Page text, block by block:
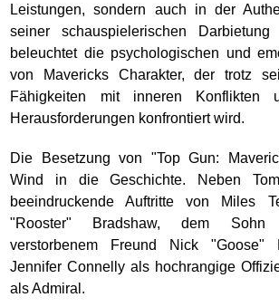
Leistungen, sondern auch in der
seiner schauspielerischen
beleuchtet die psychologischen und
von Mavericks Charakter, der trotz
Fähigkeiten mit inneren Konflikten
Herausforderungen konfrontiert wird.
Die Besetzung von "Top Gun:
Wind in die Geschichte. Neben
beeindruckende Auftritte von Miles
"Rooster" Bradshaw, dem Sohn
verstorbenem Freund Nick "Goose"
Jennifer Connelly als hochrangige
als Admiral.